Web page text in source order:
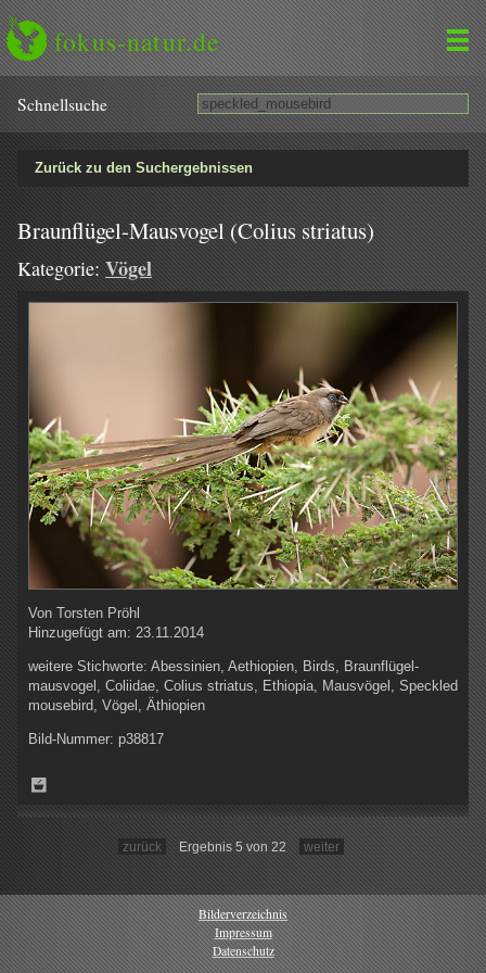
fokus-natur.de
Schnell­suche
Zurück zu den Suchergebnissen
Braunflügel-Mausvogel (Colius striatus)
Kategorie: Vögel
Von Torsten Pröhl
Hinzugefügt am: 23.11.2014
weitere Stichworte: Abessinien, Aethiopien, Birds, Braunflügel-
mausvogel, Coliidae, Colius striatus, Ethiopia, Mausvögel, Speckled
mousebird, Vögel, Äthiopien
Bild-Nummer: p38817
zurück Ergebnis 5 von 22 weiter
Bilderverzeichnis
Impressum
Datenschutz